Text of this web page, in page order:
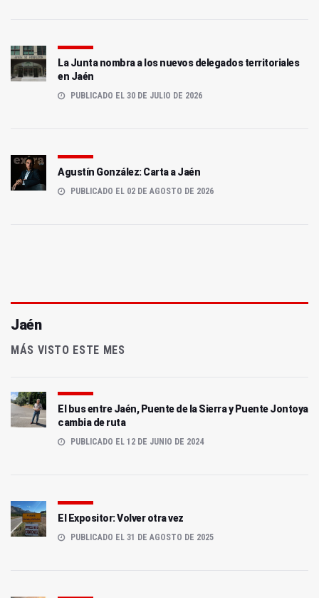
La Junta nombra a los nuevos delegados territoriales
en Jaén
PUBLICADO EL 30 DE JULIO DE 2026
Agustín González: Carta a Jaén
PUBLICADO EL 02 DE AGOSTO DE 2026
Jaén
MÁS VISTO ESTE MES
El bus entre Jaén, Puente de la Sierra y Puente Jontoya
cambia de ruta
PUBLICADO EL 12 DE JUNIO DE 2024
El Expositor: Volver otra vez
PUBLICADO EL 31 DE AGOSTO DE 2025